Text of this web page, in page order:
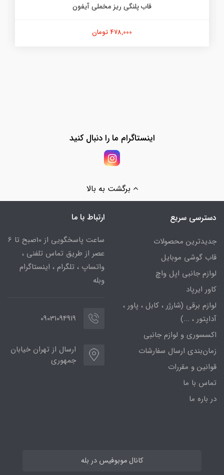
قاب پلنگی ریز مخملی آیفون
478,000 تومان
اینستاگرام ما را دنبال کنید
برگشت به بالا
دسترسی سریع
جدیدترین محصولات
قاب گوشی موبایل
لوازم جانبی اپل واچ
کاور ایرپاد
لوازم برقی (شارژر ، کابل ، پاور ،
آداپتور ، ...)
اکسسوری و لوازم جانبی
زمان‌بندی ارسال سفارشات
قوانین و مقررات
تماس با ما
در باره ما
ارتباط با ما
ساعت پاسخگویی از 10صبح تا 6
عصر از طریق تماس تلفنی ،
واتساپ ، تلگرام ، اینستاگرام
وبله
09031094919
ارسال از تهران خیابان
جمهوری
کانال موبوفیس در بله